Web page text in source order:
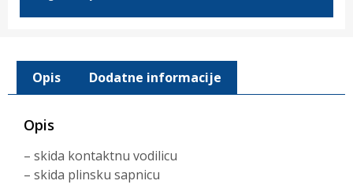
Opis Dodatne informacije
Opis
– skida kontaktnu vodilicu
– skida plinsku sapnicu